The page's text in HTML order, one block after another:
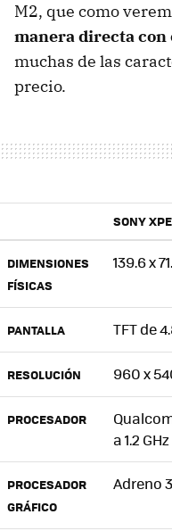
M2, que como
manera directa con
muchas de las
precio.
SONY
DIMENSIONES
FÍSICAS
139.6 x
PANTALLA TFT de
RESOLUCIÓN 960 x
PROCESADOR
a 1.2 GHz
PROCESADOR
GRÁFICO
Adreno